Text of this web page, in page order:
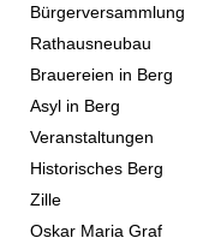
Bürgerversammlung
Rathausneubau
Brauereien in Berg
Asyl in Berg
Veranstaltungen
Historisches Berg
Zille
Oskar Maria Graf